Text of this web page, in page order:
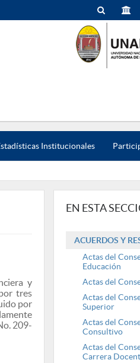
Institucionales
y
tres
por
209-
EN ESTA
ACUERDOS Y
Actas del
Educación
Actas del
Actas del
Superior
Actas del
Consultivo
Actas del
Carrera